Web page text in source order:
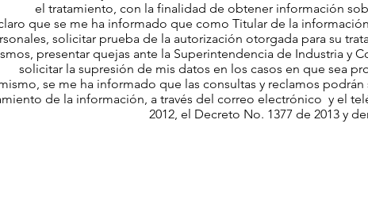
el tratamiento, con la finalidad de obtener información
que se me ha informado que como Titular de la
solicitar prueba de la autorización otorgada para su
presentar quejas ante la Superintendencia de Industria y
solicitar la supresión de mis datos en los casos en que sea
se me ha informado que las consultas y reclamos
de la información, a través del correo electrónico y el
2012, el Decreto No. 1377 de 2013 y